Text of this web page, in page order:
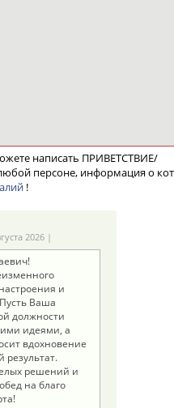
написать ПРИВЕТСТВИЕ/
персоне, информация о
!
2026 |
и
Ваша
должности
идеями, а
вдохновение
результат.
решений и
на благо